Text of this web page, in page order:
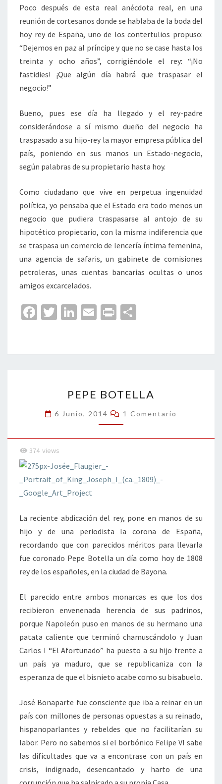
Poco después de esta real anécdota real, en una
reunión de cortesanos donde se hablaba de la boda del
hoy rey de España, uno de los contertulios propuso:
“Dejemos en paz al príncipe y que no se case hasta los
treinta y ocho años”, corrigiéndole el rey: “¡No
fastidies! ¡Que algún día habrá que traspasar el
negocio!”
Bueno, pues ese día ha llegado y el rey-padre
considerándose a sí mismo dueño del negocio ha
traspasado a su hijo-rey la mayor empresa pública del
país, poniendo en sus manos un Estado-negocio,
según palabras de su propietario hasta hoy.
Como ciudadano que vive en perpetua ingenuidad
política, yo pensaba que el Estado era todo menos un
negocio que pudiera traspasarse al antojo de su
hipotético propietario, con la misma indiferencia que
se traspasa un comercio de lencería íntima femenina,
una agencia de safaris, un gabinete de comisiones
petroleras, unas cuentas bancarias ocultas o unos
amigos excarcelados.
Fa
o
o
T
er
Li
dI
n
E
l
Pr
p
ar
tir
BOTELLA
PEPE BOTELLA
6 Junio, 2014 Comentarios
1 Comentario
374 views
La reciente abdicación del rey, pone en manos de su
hijo y de una periodista la corona de España,
recordando que con parecidos méritos para llevarla
fue coronado Pepe Botella un día como hoy de 1808
rey de los españoles, en la ciudad de Bayona.
El parecido entre ambos monarcas es que los dos
recibieron envenenada herencia de sus padrinos,
porque Napoleón puso en manos de su hermano una
patata caliente que terminó chamuscándolo y Juan
Carlos I “El Afortunado” ha puesto a su hijo frente a
un país ya maduro, que se republicaniza con la
esperanza de que el bisnieto acabe como su bisabuelo.
José Bonaparte fue consciente que iba a reinar en un
país con millones de personas opuestas a su reinado,
hispanoparlantes y rebeldes que no facilitarían su
labor. Pero no sabemos si el borbónico Felipe VI sabe
las dificultades que va a encontrase con un país en
crisis, indignado, desencantado y harto de una